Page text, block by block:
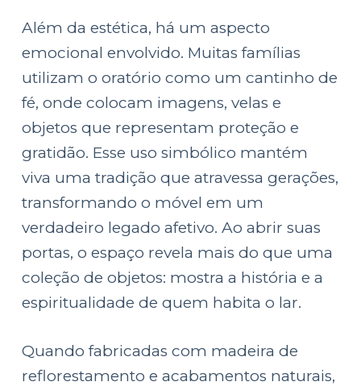
Além da estética, há um aspecto
emocional envolvido. Muitas famílias
utilizam o oratório como um cantinho de
fé, onde colocam imagens, velas e
objetos que representam proteção e
gratidão. Esse uso simbólico mantém
viva uma tradição que atravessa gerações,
transformando o móvel em um
verdadeiro legado afetivo. Ao abrir suas
portas, o espaço revela mais do que uma
coleção de objetos: mostra a história e a
espiritualidade de quem habita o lar.
Quando fabricadas com madeira de
reflorestamento e acabamentos naturais,